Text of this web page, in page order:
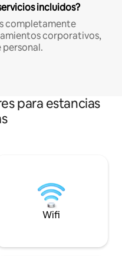
incluidos?
completamente
corporativos,
para estancias
Wifi